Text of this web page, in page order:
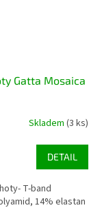
Gatta Mosaica
Skladem (3 ks)
DETAIL
T-band
14% elastan